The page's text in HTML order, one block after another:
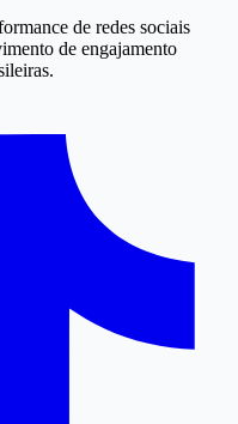
de redes sociais
de engajamento